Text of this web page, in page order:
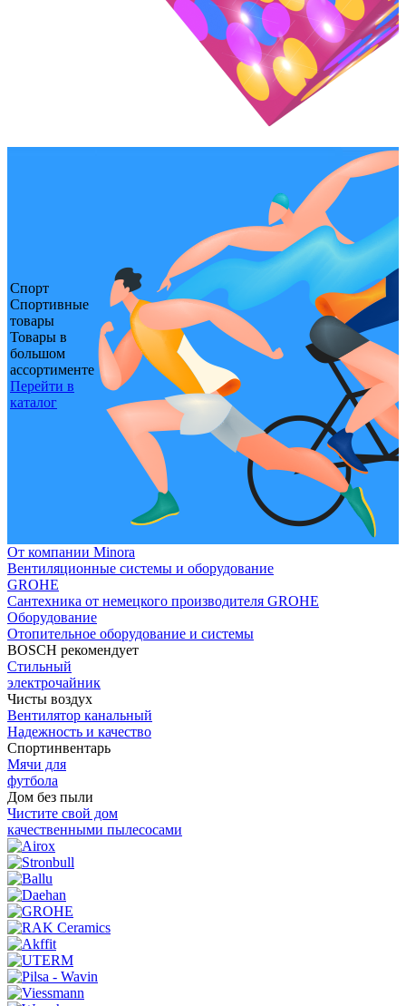
Спорт
Спортивные
товары
Товары в
большом
ассортименте
Перейти в
каталог
От компании Minora
Вентиляционные системы и оборудование
GROHE
Сантехника от немецкого производителя GROHE
Оборудование
Отопительное оборудование и системы
BOSCH рекомендует
Стильный
электрочайник
Чисты воздух
Вентилятор канальный
Надежность и качество
Спортинвентарь
Мячи для
футбола
Дом без пыли
Чистите свой дом
качественными пылесосами